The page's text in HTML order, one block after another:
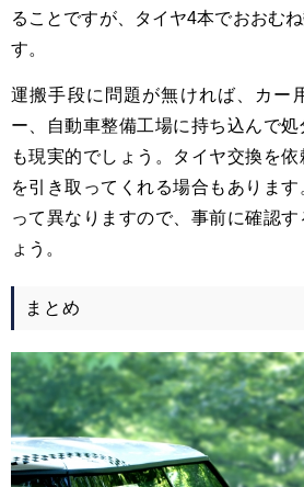
ることですが、タイヤ4本でおおむ
す。
運搬手段に問題が無ければ、カー
ー、自動車整備工場に持ち込んで
も現実的でしょう。タイヤ交換を
を引き取ってくれる場合もありま
って異なりますので、事前に確認
ょう。
まとめ